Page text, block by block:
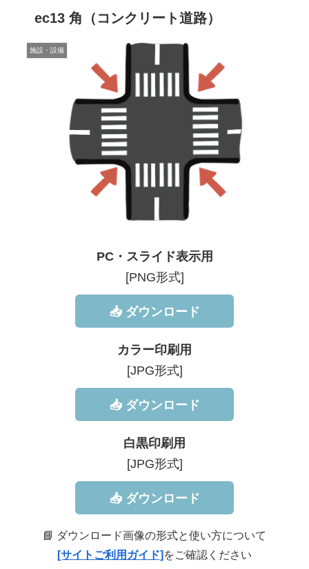
ec13 角（コンクリート道路）
施設・設備
PC・スライド表示用
[PNG形式]
📥 ダウンロード
カラー印刷用
[JPG形式]
📥 ダウンロード
白黒印刷用
[JPG形式]
📥 ダウンロード
📘 ダウンロード画像の形式と使い方について
[サイトご利用ガイド] をご確認ください